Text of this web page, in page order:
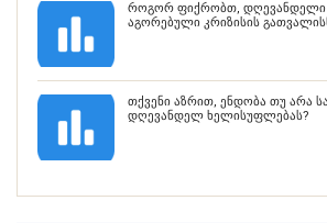
როგორ ფიქრობთ,
აგორებული კრიზისის
თქვენი აზრით, ენდობა თუ არა
დღევანდელ ხელისუფლებას?